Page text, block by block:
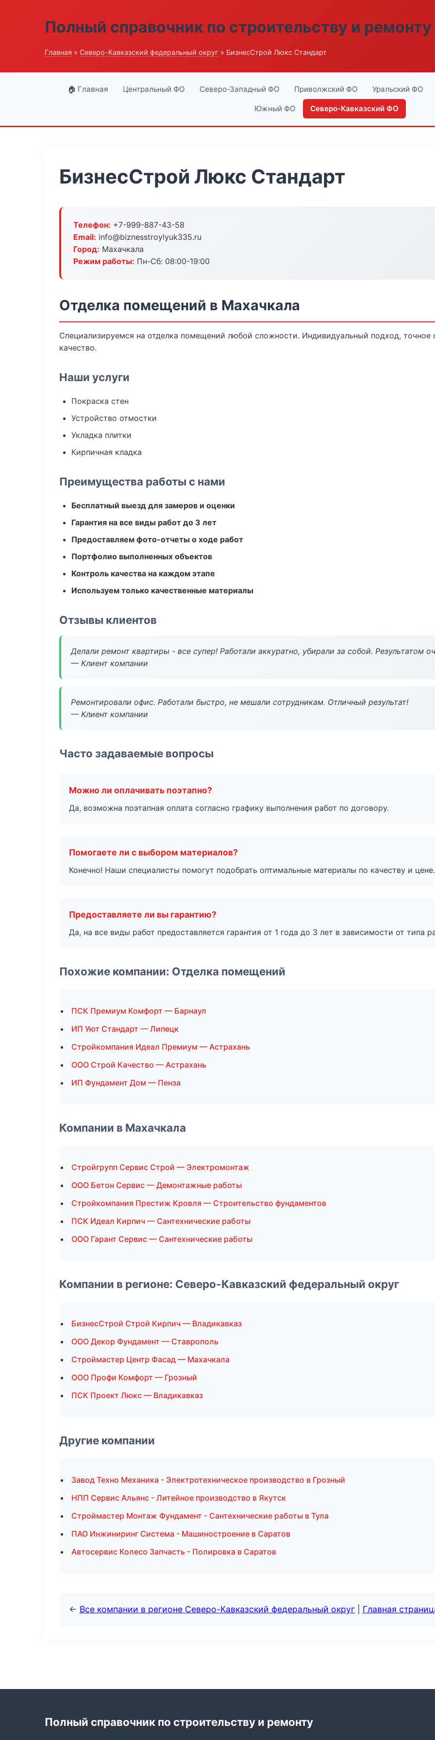
Полный справочник по строительству и ремонту
Главная » Северо-Кавказский федеральный округ » БизнесСтрой Люкс Стандарт
🏠 Главная Центральный ФО Северо-Западный ФО Приволжский ФО Уральский ФО
Южный ФО Северо-Кавказский ФО
БизнесСтрой Люкс Стандарт
Телефон: +7-999-887-43-58
Email: info@biznesstroylyuk335.ru
Город: Махачкала
Режим работы: Пн-Сб: 08:00-19:00
Отделка помещений в Махачкала
Специализируемся на отделка помещений любой сложности. Индивидуальный подход, точное
качество.
Наши услуги
Покраска стен
Устройство отмостки
Укладка плитки
Кирпичная кладка
Преимущества работы с нами
Бесплатный выезд для замеров и оценки
Гарантия на все виды работ до 3 лет
Предоставляем фото-отчеты о ходе работ
Портфолио выполненных объектов
Контроль качества на каждом этапе
Используем только качественные материалы
Отзывы клиентов
Делали ремонт квартиры - все супер! Работали аккуратно, убирали за собой. Результатом
— Клиент компании
Ремонтировали офис. Работали быстро, не мешали сотрудникам. Отличный результат!
— Клиент компании
Часто задаваемые вопросы
Можно ли оплачивать поэтапно?
Да, возможна поэтапная оплата согласно графику выполнения работ по договору.
Помогаете ли с выбором материалов?
Конечно! Наши специалисты помогут подобрать оптимальные материалы по качеству и цене.
Предоставляете ли вы гарантию?
Да, на все виды работ предоставляется гарантия от 1 года до 3 лет в зависимости от типа
Похожие компании: Отделка помещений
ПСК Премиум Комфорт — Барнаул
ИП Уют Стандарт — Липецк
Стройкомпания Идеал Премиум — Астрахань
ООО Строй Качество — Астрахань
ИП Фундамент Дом — Пенза
Компании в Махачкала
Стройгрупп Сервис Строй — Электромонтаж
ООО Бетон Сервис — Демонтажные работы
Стройкомпания Престиж Кровля — Строительство фундаментов
ПСК Идеал Кирпич — Сантехнические работы
ООО Гарант Сервис — Сантехнические работы
Компании в регионе: Северо-Кавказский федеральный округ
БизнесСтрой Строй Кирпич — Владикавказ
ООО Декор Фундамент — Ставрополь
Строймастер Центр Фасад — Махачкала
ООО Профи Комфорт — Грозный
ПСК Проект Люкс — Владикавказ
Другие компании
Завод Техно Механика - Электротехническое производство в Грозный
НПП Сервис Альянс - Литейное производство в Якутск
Строймастер Монтаж Фундамент - Сантехнические работы в Тула
ПАО Инжиниринг Система - Машиностроение в Саратов
Автосервис Колесо Запчасть - Полировка в Саратов
← Все компании в регионе Северо-Кавказский федеральный округ Главная
Полный справочник по строительству и ремонту